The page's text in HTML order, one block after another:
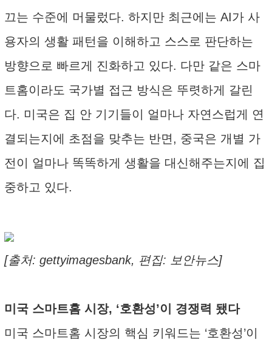
끄는 수준에 머물렀다. 하지만 최근에는 AI가 사
용자의 생활 패턴을 이해하고 스스로 판단하는
방향으로 빠르게 진화하고 있다. 다만 같은 스마
트홈이라도 국가별 접근 방식은 뚜렷하게 갈린
다. 미국은 집 안 기기들이 얼마나 자연스럽게 연
결되는지에 초점을 맞추는 반면, 중국은 개별 가
전이 얼마나 똑똑하게 생활을 대신해주는지에 집
중하고 있다.
[출처: gettyimagesbank, 편집: 보안뉴스]
미국 스마트홈 시장, ‘호환성’이 경쟁력 됐다
미국 스마트홈 시장의 핵심 키워드는 ‘호환성’이